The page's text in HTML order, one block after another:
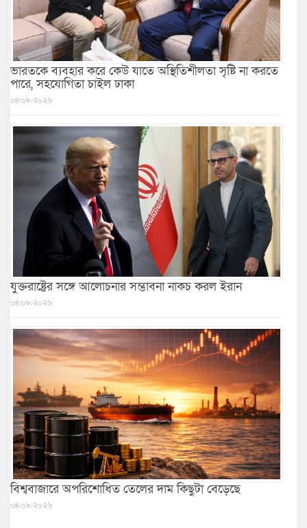
ভারতকে ব্যবহার করে কেউ যাতে অস্থিতিশীলতা সৃষ্টি না করতে
পারে, সহযোগিতা চাইল ঢাকা
০৪/০৮/২০২৬
যুক্তরাষ্ট্রের সঙ্গে আলোচনার সম্ভাবনা নাকচ করল ইরান
০৪/০৮/২০২৬
বিশ্ববাজারে অপরিশোধিত তেলের দাম কিছুটা বেড়েছে
০৪/০৮/২০২৬